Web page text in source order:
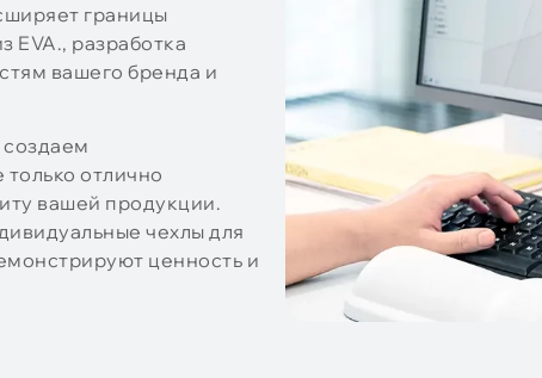
границы
EVA., разработка
вашего бренда и
отлично
вашей продукции.
чехлы для
ценность и